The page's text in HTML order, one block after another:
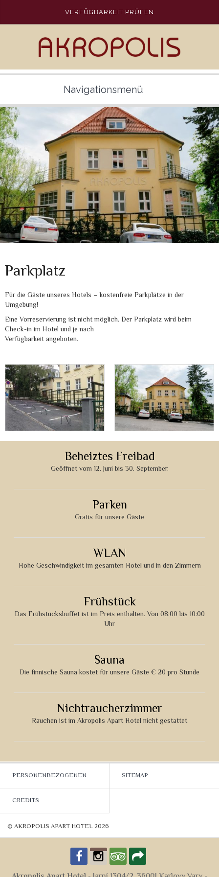
VERFÜGBARKEIT PRÜFEN
Navigationsmenü
APART HOTEL AKROPOLIS ZIMMER
DIENSTLEISTUNG POOL
KARLSBAD PLAATS
ÜBER UNS GALERIE
ENGLISH DEUTSCH РУССКИЙ
Parkplatz
Für die Gäste unseres Hotels – kostenfreie Parkplätze in der
Umgebung!
Eine Vorreservierung ist nicht möglich. Der Parkplatz wird beim
Check-in im Hotel und je nach
Verfügbarkeit angeboten.
Beheiztes Freibad
Geöffnet vom 12. Juni bis 30. September.
Parken
Gratis für unsere Gäste
WLAN
Hohe Geschwindigkeit im gesamten Hotel und in den Zimmern
Frühstück
Das Frühstücksbuffet ist im Preis enthalten. Von 08:00 bis 10:00
Uhr
Sauna
Die finnische Sauna kostet für unsere Gäste € 20 pro Stunde
Nichtraucherzimmer
Rauchen ist im Akropolis Apart Hotel nicht gestattet
PERSONENBEZOGENEN
DATEN
SITEMAP
CREDITS
© AKROPOLIS APART HOTEL 2026